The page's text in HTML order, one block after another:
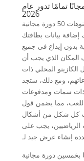
تمامًا تدور عام
2026
في نهاية المطاف، تقدم جميع الكازينوهات 50 دورة مجانية
بيانات بطاقتك
بدون إيداع في جميع
المكان الذي يجب أن
المحلي ذات
ومع ذلك، ستجد
ذات سمات ومدفوعات
مما يضمن قول
كل شكل من أشكال
الرياضيين، يجب على
بخمسين دورة مجانية